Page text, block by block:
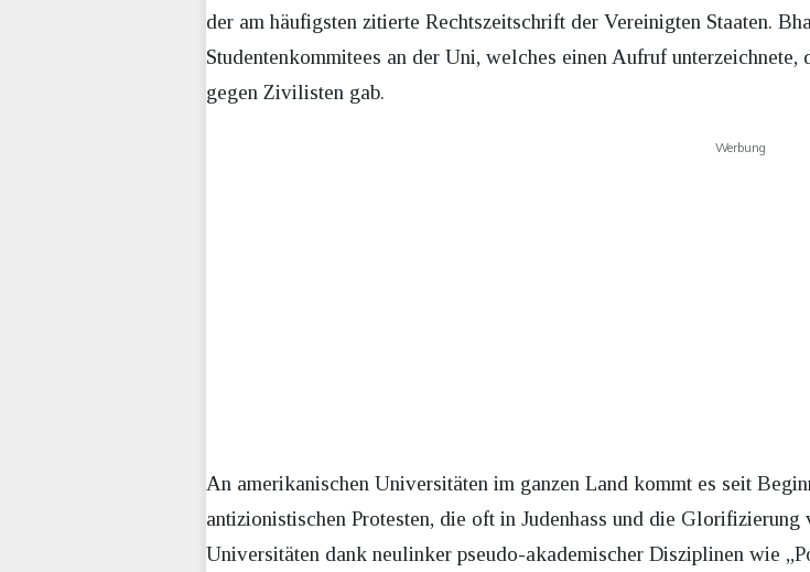
der am häufigsten zitierte Rechtszeitschrift der Vereinigten Staaten.
Studentenkommitees an der Uni, welches einen Aufruf
gegen Zivilisten gab.
Werbung
An amerikanischen Universitäten im ganzen Land kommt es seit
antizionistischen Protesten, die oft in Judenhass und die
Universitäten dank neulinker pseudo-akademischer Disziplinen wie